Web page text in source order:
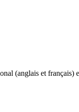
(anglais et français)